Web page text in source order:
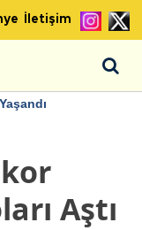
İletişim
Aştı